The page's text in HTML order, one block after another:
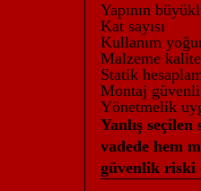
Yapının
Kat sayısı
Kullanım
Malzeme
Statik
Montaj
Yönetmelik
Yanlış
vadede hem
güvenlik riski